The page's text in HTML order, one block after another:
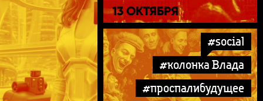
13 ОКТЯБРЯ
#social
#колонка Влада
#проспалибудущее